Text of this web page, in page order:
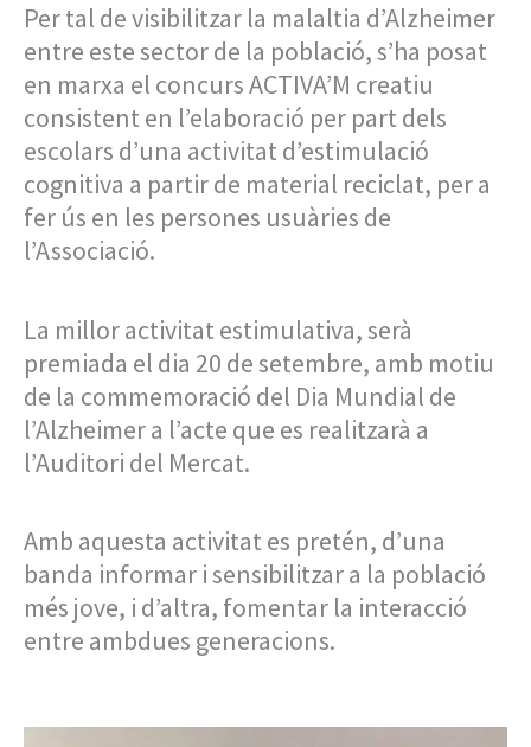
Per tal de visibilitzar la malaltia d’Alzheimer
entre este sector de la població, s’ha posat
en marxa el concurs ACTIVA’M creatiu
consistent en l’elaboració per part dels
escolars d’una activitat d’estimulació
cognitiva a partir de material reciclat, per a
fer ús en les persones usuàries de
l’Associació.
La millor activitat estimulativa, serà
premiada el dia 20 de setembre, amb motiu
de la commemoració del Dia Mundial de
l’Alzheimer a l’acte que es realitzarà a
l’Auditori del Mercat.
Amb aquesta activitat es pretén, d’una
banda informar i sensibilitzar a la població
més jove, i d’altra, fomentar la interacció
entre ambdues generacions.